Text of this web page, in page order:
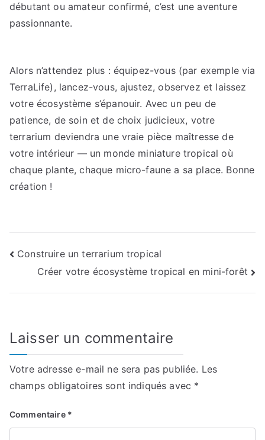
débutant ou amateur confirmé, c’est une aventure
passionnante.
Alors n’attendez plus : équipez-vous (par exemple via
TerraLife), lancez-vous, ajustez, observez et laissez
votre écosystème s’épanouir. Avec un peu de
patience, de soin et de choix judicieux, votre
terrarium deviendra une vraie pièce maîtresse de
votre intérieur — un monde miniature tropical où
chaque plante, chaque micro-faune a sa place. Bonne
création !
Navigation
Construire un terrarium tropical
Créer votre écosystème tropical en mini-forêt
Laisser un commentaire
Votre adresse e-mail ne sera pas publiée. Les
champs obligatoires sont indiqués avec *
Commentaire *